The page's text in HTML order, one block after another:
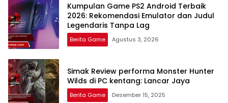
Kumpulan Game PS2 Android Terbaik
2026: Rekomendasi Emulator dan Judul
Legendaris Tanpa Lag
Berita Game Agustus 3, 2026
Simak Review performa Monster Hunter
Wilds di PC kentang: Lancar Jaya
Berita Game Desember 15, 2025